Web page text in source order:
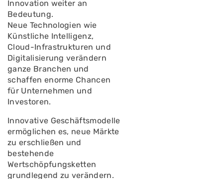
Innovation weiter an
Bedeutung.
Neue Technologien wie
Künstliche Intelligenz,
Cloud-Infrastrukturen und
Digitalisierung verändern
ganze Branchen und
schaffen enorme Chancen
für Unternehmen und
Investoren.
Innovative Geschäftsmodelle
ermöglichen es, neue Märkte
zu erschließen und
bestehende
Wertschöpfungsketten
grundlegend zu verändern.